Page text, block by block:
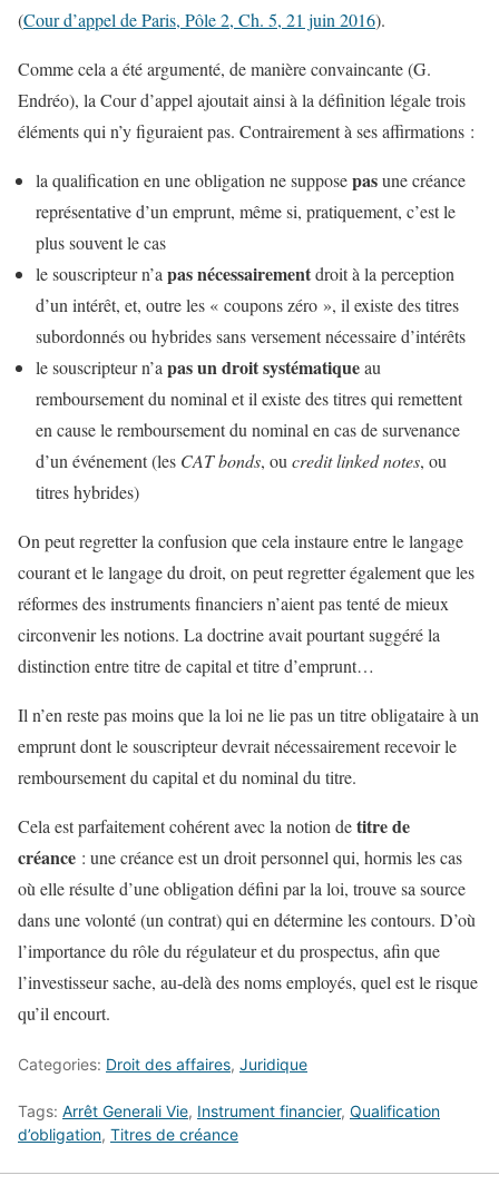
(Cour d’appel de Paris, Pôle 2, Ch. 5, 21 juin 2016).
Comme cela a été argumenté, de manière convaincante (G.
Endréo), la Cour d’appel ajoutait ainsi à la définition légale trois
éléments qui n’y figuraient pas. Contrairement à ses affirmations :
la qualification en une obligation ne supposepasune créance
représentative d’un emprunt, même si, pratiquement, c’est le
plus souvent le cas
le souscripteur n’a pas nécessairementdroit à la perception
d’un intérêt, et, outre les « coupons zéro », il existe des titres
subordonnés ou hybrides sans versement nécessaire d’intérêts
le souscripteur n’a pas un droit systématiqueau
remboursement du nominal et il existe des titres qui remettent
en cause le remboursement du nominal en cas de survenance
d’un événement (les CAT bonds, ou credit linked notes, ou
titres hybrides)
On peut regretter la confusion que cela instaure entre le langage
courant et le langage du droit, on peut regretter également que les
réformes des instruments financiers n’aient pas tenté de mieux
circonvenir les notions. La doctrine avait pourtant suggéré la
distinction entre titre de capital et titre d’emprunt…
Il n’en reste pas moins que la loi ne lie pas un titre obligataire à un
emprunt dont le souscripteur devrait nécessairement recevoir le
remboursement du capital et du nominal du titre.
Cela est parfaitement cohérent avec la notion detitre de
créance : une créance est un droit personnel qui, hormis les cas
où elle résulte d’une obligation défini par la loi, trouve sa source
dans une volonté (un contrat) qui en détermine les contours. D’où
l’importance du rôle du régulateur et du prospectus, afin que
l’investisseur sache, au-delà des noms employés, quel est le risque
qu’il encourt.
Categories: Droit des affaires, Juridique
Tags: Arrêt Generali Vie, Instrument financier, Qualification
d’obligation, Titres de créance